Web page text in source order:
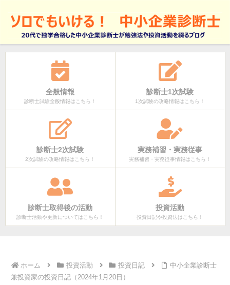
全般情報
診断士試験全般情報はこちら！
診断士1次試験
1次試験の攻略情報はこちら！
診断士2次試験
2次試験の攻略情報はこちら！
実務補習・実務従事
実務補習・実務従事情報はこちら！
診断士取得後の活動
診断士活動や更新についてはこちら！
投資活動
投資日記や投資法はこちら！
ホーム 投資活動 投資日記
中小企業診断士
兼投資家の投資日記（2024年1月20日）